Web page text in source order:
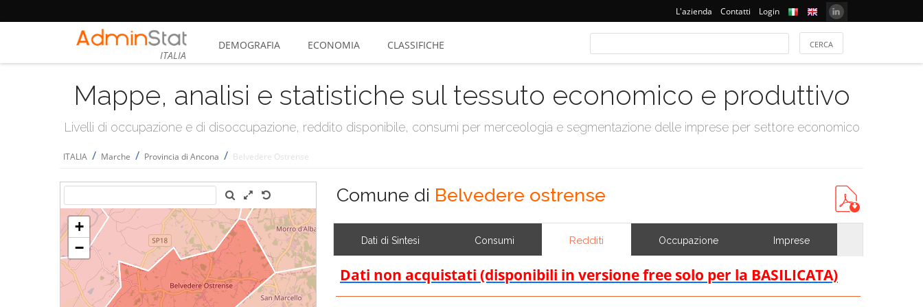
L'azienda Contatti Login
ITALIA
DEMOGRAFIA ECONOMIA CLASSIFICHE
Mappe, analisi e statistiche sul tessuto economico e produttivo
Livelli di occupazione e di disoccupazione, reddito disponibile, consumi per merceologia e segmentazione delle imprese per settore economico
ITALIA / Marche / Provincia di Ancona / Belvedere Ostrense
Comune di Belvedere ostrense
Dati di Sintesi Consumi Redditi Occupazione Imprese
Dati non acquistati (disponibili in versione free solo per la BASILICATA)